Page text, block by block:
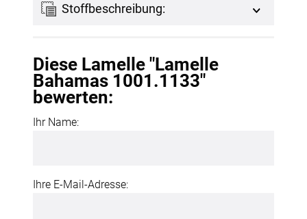
Stoffbeschreibung:
Diese Lamelle "Lamelle
Bahamas 1001.1133"
bewerten:
Ihr Name:
Ihre E-Mail-Adresse: